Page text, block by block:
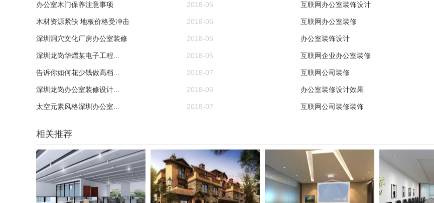
办公室木门保养注意事项 2018-05
木材资源紧缺 地板价格受冲击 2018-05
深圳洞穴文化厂房办公室装修 2018-05
深圳龙岗华熠某电子工程... 2018-05
告诉你如何花少钱做高档... 2018-07
深圳龙岗办公室装修设计... 2018-05
太空元素风格深圳办公室... 2018-07
互联网办公室装饰设计
互联网办公室装修
办公室装饰设计
互联网企业办公室装修
互联网公司装修
办公室装修设计效果
互联网公司装修装饰
相关推荐